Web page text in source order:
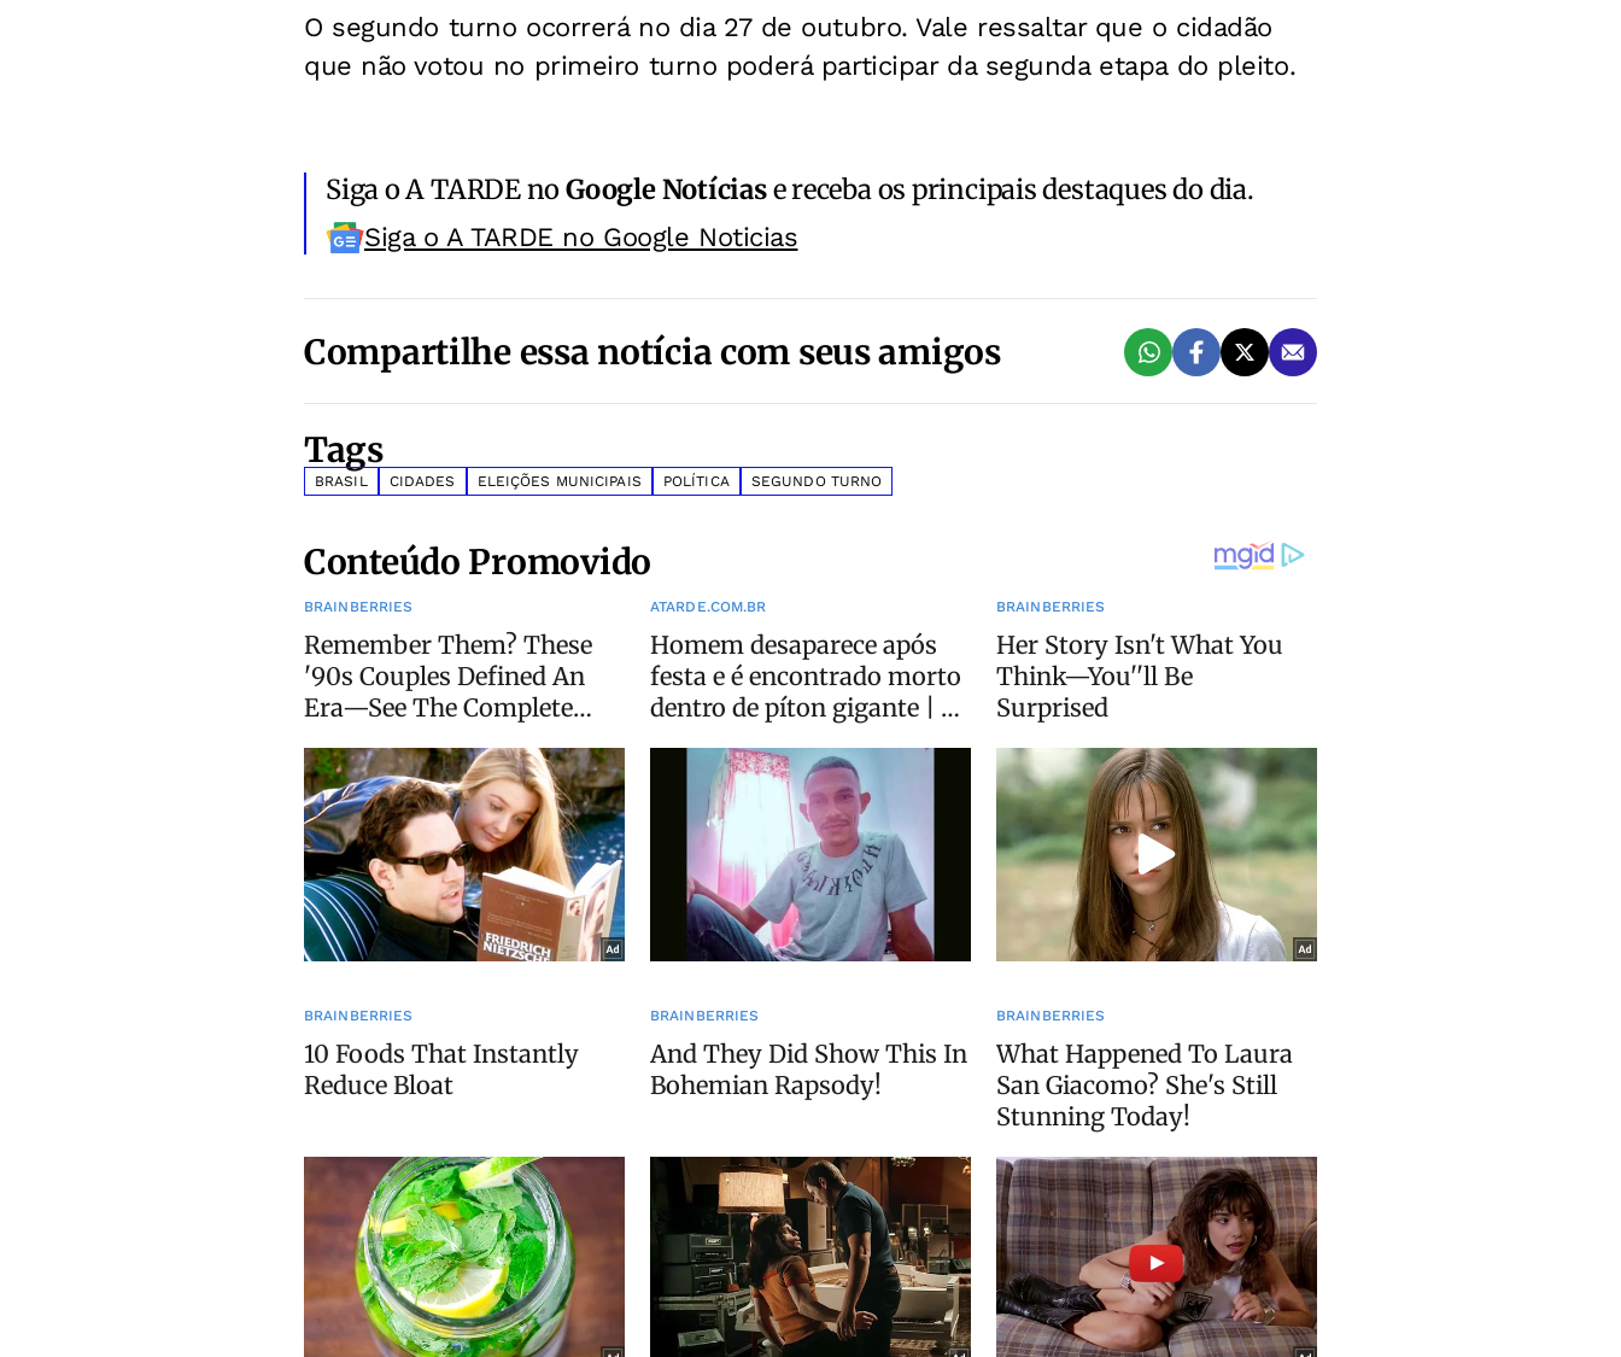
O segundo turno ocorrerá no dia 27 de outubro. Vale ressaltar que o cidadão
que não votou no primeiro turno poderá participar da segunda etapa do pleito.
Siga o A TARDE noGoogle Notíciase receba os principais destaques do dia.
Siga o A TARDE no Google Noticias
Compartilhe essa notícia com seus amigos
Tags
BRASIL CIDADES ELEIÇÕES MUNICIPAIS POLÍTICA SEGUNDO TURNO